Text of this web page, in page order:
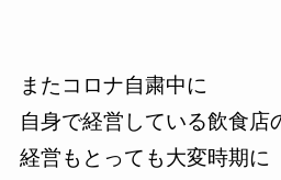
またコロナ自粛中に
自身で経営している飲食店
経営もとっても大変時期に